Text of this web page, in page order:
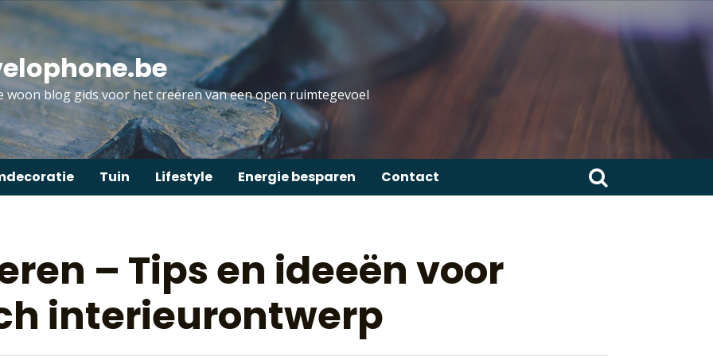
woon blog gids voor het creëren van een open ruimtegevoel
Tuin Lifestyle Energie besparen Contact
Zoeken
naar:
– Tips en ideeën voor
interieurontwerp